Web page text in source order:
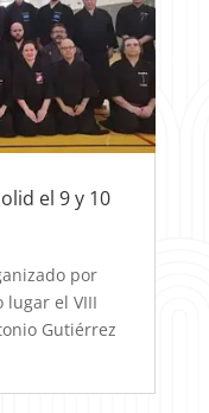
el 9 y 10
por
lugar el VIII
Gutiérrez